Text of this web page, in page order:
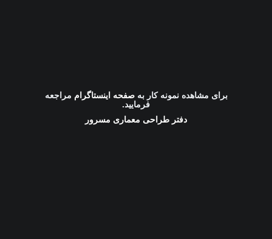
برای مشاهده نمونه کار بهصفحه اینستاگرام مراجعه
فرمایید.
دفتر طراحی معماری مسرور